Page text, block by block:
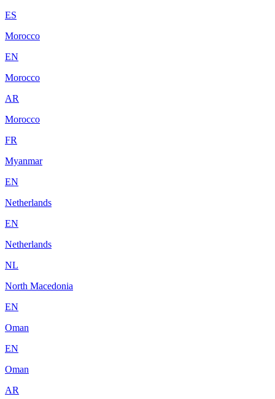
ES
Morocco
EN
Morocco
AR
Morocco
FR
Myanmar
EN
Netherlands
EN
Netherlands
NL
North Macedonia
EN
Oman
EN
Oman
AR